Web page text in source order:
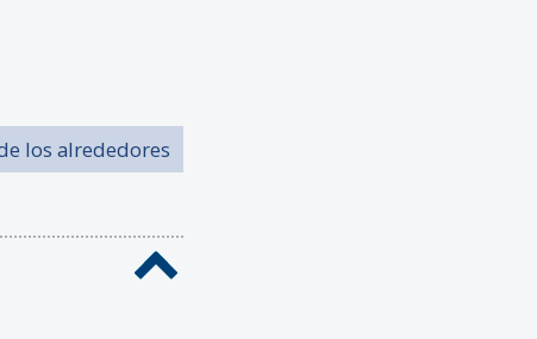
los alrededores